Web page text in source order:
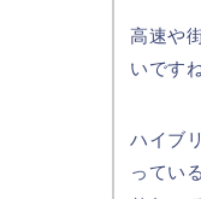
高速や
いです
ハイブ
ってい